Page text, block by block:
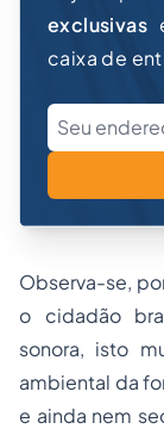
exclusivas
caixa de
Observa-se,
o cidadão
sonora, isto
ambiental da
e ainda nem